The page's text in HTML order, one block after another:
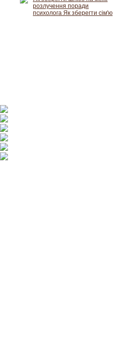
розлучення поради
психолога Як зберегти сім'ю